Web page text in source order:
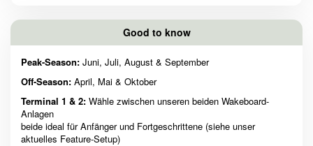
Good to know
Peak-Season: Juni, Juli, August & September
Off-Season: April, Mai & Oktober
Terminal 1 & 2: Wähle zwischen unseren beiden Wakeboard-
Anlagen
beide ideal für Anfänger und Fortgeschrittene (siehe unser
aktuelles Feature-Setup)